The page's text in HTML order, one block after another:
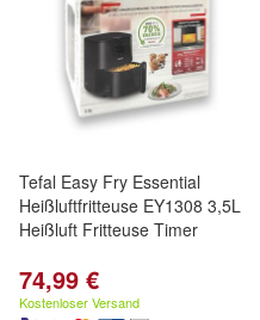
Tefal Easy Fry Essential
Heißluftfritteuse EY1308 3,5L
Heißluft Fritteuse Timer
74,99 €
Kostenloser Versand